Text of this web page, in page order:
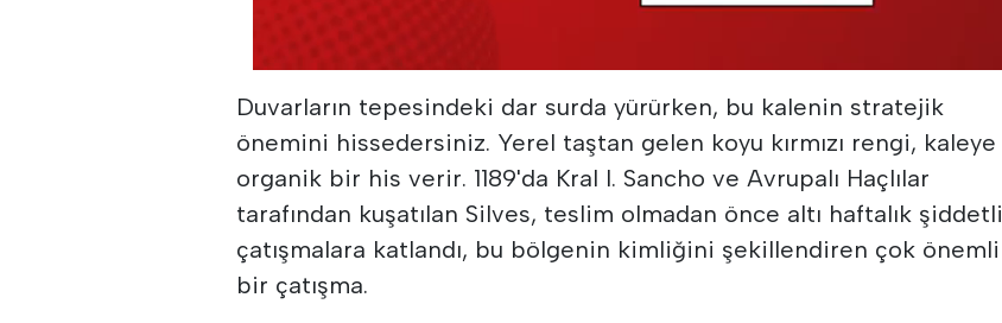
Duvarların tepesindeki dar surda yürürken, bu kalenin stratejik
önemini hissedersiniz. Yerel taştan gelen koyu kırmızı rengi, kaleye
organik bir his verir. 1189'da Kral I. Sancho ve Avrupalı Haçlılar
tarafından kuşatılan Silves, teslim olmadan önce altı haftalık şiddetli
çatışmalara katlandı, bu bölgenin kimliğini şekillendiren çok önemli
bir çatışma.